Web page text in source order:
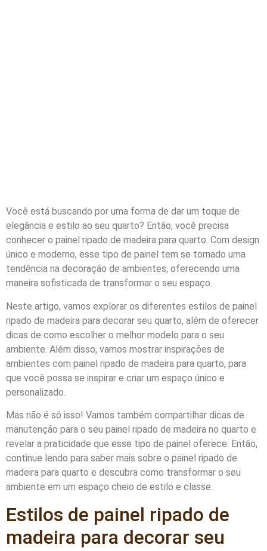
Você está buscando por uma forma de dar um toque de
elegância e estilo ao seu quarto? Então, você precisa
conhecer o painel ripado de madeira para quarto. Com design
único e moderno, esse tipo de painel tem se tornado uma
tendência na decoração de ambientes, oferecendo uma
maneira sofisticada de transformar o seu espaço.
Neste artigo, vamos explorar os diferentes estilos de painel
ripado de madeira para decorar seu quarto, além de oferecer
dicas de como escolher o melhor modelo para o seu
ambiente. Além disso, vamos mostrar inspirações de
ambientes com painel ripado de madeira para quarto, para
que você possa se inspirar e criar um espaço único e
personalizado.
Mas não é só isso! Vamos também compartilhar dicas de
manutenção para o seu painel ripado de madeira no quarto e
revelar a praticidade que esse tipo de painel oferece. Então,
continue lendo para saber mais sobre o painel ripado de
madeira para quarto e descubra como transformar o seu
ambiente em um espaço cheio de estilo e classe.
Estilos de painel ripado de
madeira para decorar seu